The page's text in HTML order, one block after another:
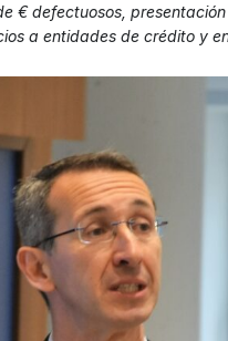
€ defectuosos,
a entidades de crédito y